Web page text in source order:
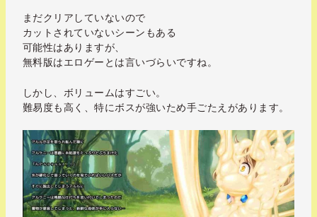
まだクリアしていないので
カットされていないシーンもある
可能性はありますが、
無料版はエロゲーとは言いづらいですね。
しかし、ボリュームはすごい。
難易度も高く、特にボスが強いため手ごたえがあります。